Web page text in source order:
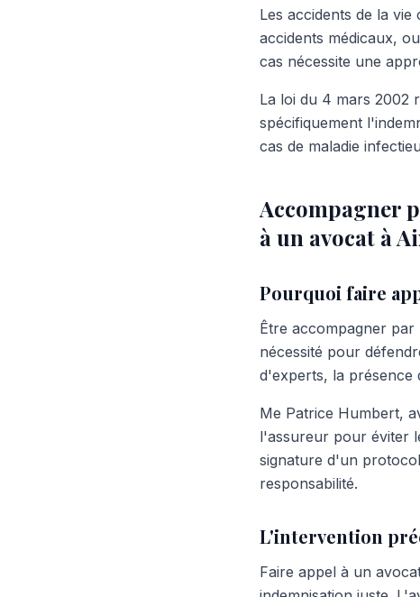
Les accidents de la
accidents médicaux,
cas nécessite une
La loi du 4 mars 2002
spécifiquement
cas de maladie
Accompagner
à un avocat à
Pourquoi faire
Être accompagner
nécessité pour
d'experts, la présence
Me Patrice Humbert,
l'assureur pour éviter
signature d'un
responsabilité.
L'intervention
Faire appel à un